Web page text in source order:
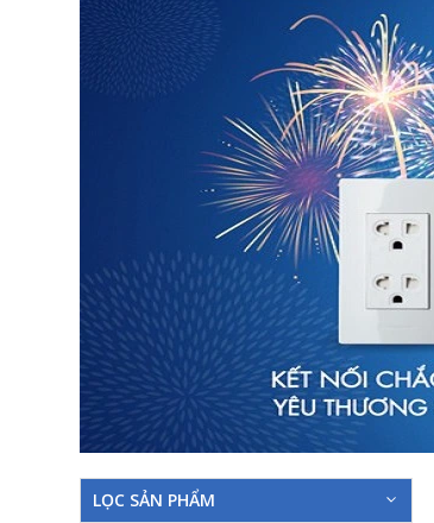
LỌC SẢN PHẨM
Giao hàng
Tiếp tục mua